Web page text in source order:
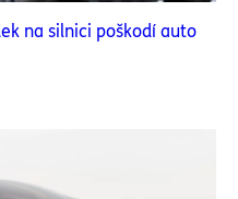
na silnici poškodí auto